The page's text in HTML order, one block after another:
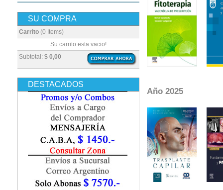
Dermatología
Diagnóstico por Imagen / Radiología
Embriología
Enfermería
Epidemiología
Farmacia / Farmacología
Fisiatría / Kinesiología
Fisiología / Fisiopatología
Fonoaudiología
Gastroenterología
Geriatría
SU COMPRA
Carrito (0 Items)
Subtotal: $ 0,00
Su carrito esta vacio!
DESTACADOS
Año 2025